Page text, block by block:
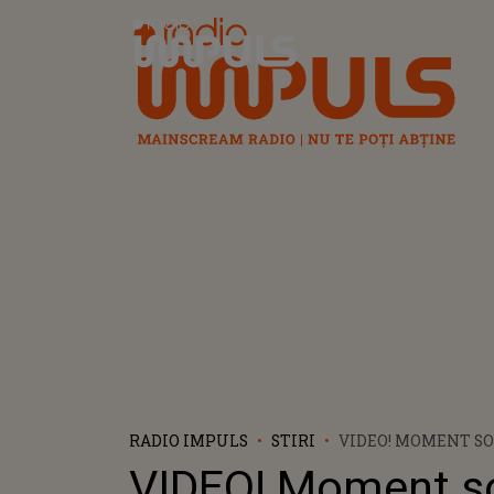
Radio Impuls
RADIO IMPULS STIRI
VIDEO! MOMENT
DE LA BALCON IN